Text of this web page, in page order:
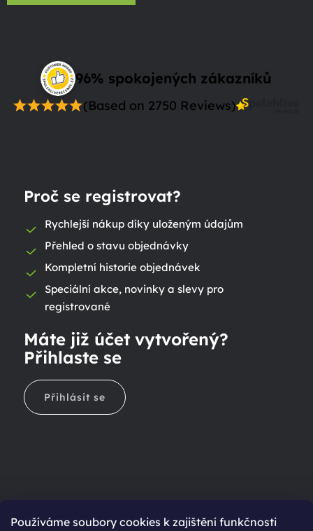
Používáme soubory cookies k zajištění funkčnosti
96% spokojených zákazníků
(Based on 2750 Reviews)
Proč se registrovat?
Rychlejší nákup díky uloženým údajům
Přehled o stavu objednávky
Kompletní historie objednávek
Speciální akce, novinky a slevy pro
registrované
Máte již účet vytvořený?
Přihlaste se
Přihlásit se
Ještě nemáte účet?